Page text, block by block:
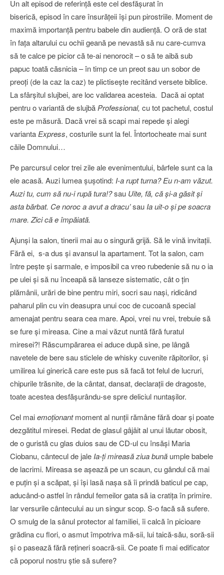
Un alt episod de referinţă este cel desfăşurat în
biserică, episod în care însurăţeii îşi pun pirostriile. Moment de
maximă importanţă pentru babele din audienţă. O oră de stat
în faţa altarului cu ochii geană pe nevastă să nu care-cumva
să te calce pe picior că te-ai nenorocit – o să te aibă sub
papuc toată căsnicia – în timp ce un preot sau un sobor de
preoţi (de la caz la caz) te plictiseşte recitând versete biblice.
La sfârşitul slujbei, are loc validarea acesteia. Dacă ai optat
pentru o variantă de slujbă Professional, cu tot pachetul, costul
este pe măsură. Dacă vrei să scapi mai repede şi alegi
varianta Express, costurile sunt la fel. Întortocheate mai sunt
căile Domnului…
Pe parcursul celor trei zile ale evenimentului, bârfele sunt ca la
ele acasă. Auzi lumea şuşotind: I-a rupt turna? Eu n-am văzut.
Auzi tu, cum să nu-i rupă tura!?sau Uite, fă, că şi-a găsit şi
asta bărbat. Ce noroc a avut a dracu’sau Ia uit-o şi pe soacra
mare. Zici că e împăiată.
Ajunşi la salon, tinerii mai au o singură grijă. Să le vină invitaţii.
Fără ei, s-a dus şi avansul la apartament. Tot la salon, cam
între peşte şi sarmale, e imposibil ca vreo rubedenie să nu o ia
pe ulei şi să nu înceapă să lanseze sistematic, cât o ţin
plămânii, urări de bine pentru miri, socri sau naşi, ridicând
paharul plin cu vin deasupra unui coc de cucoană special
amenajat pentru seara cea mare. Apoi, vrei nu vrei, trebuie să
se fure şi mireasa. Cine a mai văzut nuntă fără furatul
miresei?! Răscumpărarea ei aduce după sine, pe lângă
navetele de bere sau sticlele de whisky cuvenite răpitorilor, şi
umilirea lui ginerică care este pus să facă tot felul de lucruri,
chipurile trăsnite, de la cântat, dansat, declaraţii de dragoste,
toate acestea desfăşurându-se spre deliciul nuntaşilor.
Cel maiemoţionantmoment al nunţii rămâne fără doar şi poate
dezgătitul miresei. Redat de glasul gâjâit al unui lăutar obosit,
de o guristă cu glas duios sau de CD-ul cu însăşi Maria
Ciobanu, cântecul de jale Ia-ţi mireasă ziua bună umple babele
de lacrimi. Mireasa se aşează pe un scaun, cu gândul că mai
e puţin şi a scăpat, şi îşi lasă naşa să îi prindă baticul pe cap,
aducând-o astfel în rândul femeilor gata să ia cratiţa în primire.
Iar versurile cântecului au un singur scop. S-o facă să sufere.
O smulg de la sânul protector al familiei, îi calcă în picioare
grădina cu flori, o asmut împotriva mă-sii, lui taică-său, soră-sii
şi o pasează fără reţineri soacră-sii. Ce poate fi mai edificator
că poporul nostru ştie să sufere?